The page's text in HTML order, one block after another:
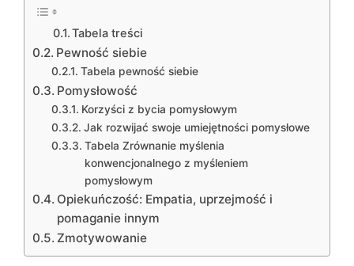
Tabela treści
Pewność siebie
Tabela pewność siebie
Pomysłowość
Korzyści z bycia pomysłowym
Jak rozwijać swoje umiejętności pomysłowe
Tabela Zrównanie myślenia
konwencjonalnego z myśleniem
pomysłowym
Opiekuńczość: Empatia, uprzejmość i
pomaganie innym
Zmotywowanie